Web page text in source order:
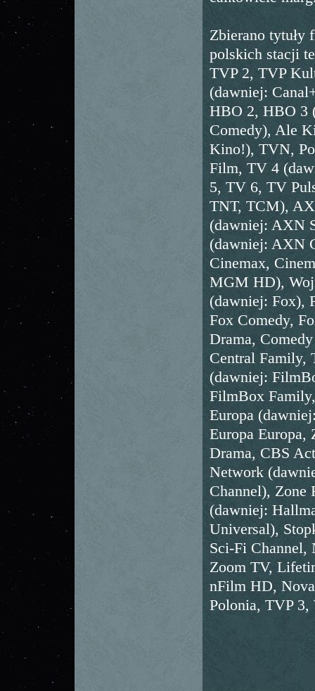
Zbierano tytuły
polskich stacji
TVP 2, TVP
(dawniej:
HBO 2, HBO 3
Comedy), Ale
Kino!), TVN,
Film, TV 4
5, TV 6, TV
TNT, TCM),
(dawniej: AXN
(dawniej: AXN
Cinemax,
MGM HD),
(dawniej: Fox),
Fox Comedy,
Drama,
Central Family,
(dawniej:
FilmBox
Europa
Europa Europa,
Drama, CBS
Network
Channel), Zone
(dawniej:
Universal),
Sci-Fi Channel,
Zoom TV,
nFilm HD,
Polonia, TVP 3,